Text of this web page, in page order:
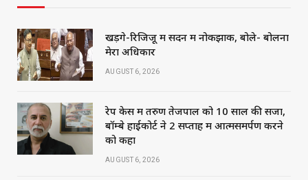
खड़गे-रिजिजू में सदन में नोकझोंक, बोले- बोलना
मेरा अधिकार
AUGUST 6, 2026
रेप केस में तरुण तेजपाल को 10 साल की सजा,
बॉम्बे हाईकोर्ट ने 2 सप्ताह में आत्मसमर्पण करने
को कहा
AUGUST 6, 2026